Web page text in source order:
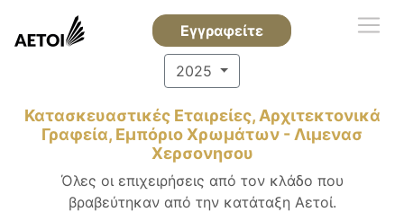
Εγγραφείτε
2025
Κατασκευαστικές Εταιρείες, Αρχιτεκτονικά
Γραφεία, Εμπόριο Χρωμάτων - Λιμενασ
Χερσονησου
Όλες οι επιχειρήσεις από τον κλάδο που
βραβεύτηκαν από την κατάταξη Αετοί.